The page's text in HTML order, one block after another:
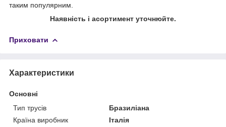
таким популярним.
Наявність і асортимент уточнюйте.
Приховати
Характеристики
Основні
Тип трусів
Бразиліана
Країна виробник
Італія